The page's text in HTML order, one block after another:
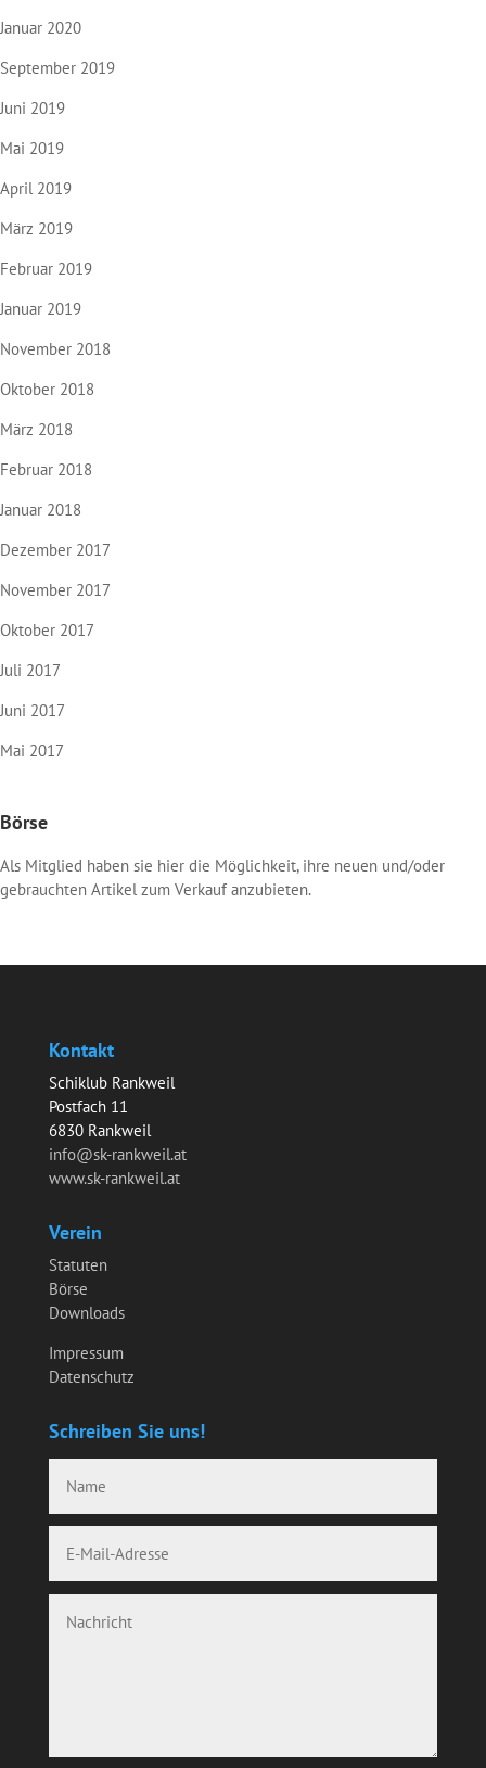
Januar 2020
September 2019
Juni 2019
Mai 2019
April 2019
März 2019
Februar 2019
Januar 2019
November 2018
Oktober 2018
März 2018
Februar 2018
Januar 2018
Dezember 2017
November 2017
Oktober 2017
Juli 2017
Juni 2017
Mai 2017
Börse
Als Mitglied haben sie hier die Möglichkeit, ihre neuen und/oder
gebrauchten Artikel zum Verkauf anzubieten.
Kontakt
Schiklub Rankweil
Postfach 11
6830 Rankweil
info@sk-rankweil.at
www.sk-rankweil.at
Verein
Statuten
Börse
Downloads
Impressum
Datenschutz
Schreiben Sie uns!